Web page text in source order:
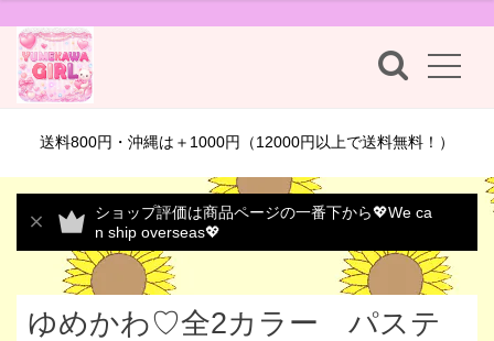
送料800円・沖縄は＋1000円（12000円以上で送料無料！）
ショップ評価は商品ページの一番下から💖We ca
n ship overseas💖
ゆめかわ♡全2カラー パステ